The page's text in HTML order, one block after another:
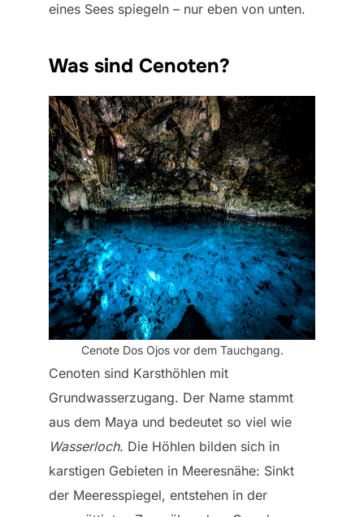
eines Sees spiegeln – nur eben von unten.
Was sind Cenoten?
Cenote Dos Ojos vor dem Tauchgang.
Cenoten sind Karsthöhlen mit
Grundwasserzugang. Der Name stammt
aus dem Maya und bedeutet so viel wie
Wasserloch. Die Höhlen bilden sich in
karstigen Gebieten in Meeresnähe: Sinkt
der Meeresspiegel, entstehen in der